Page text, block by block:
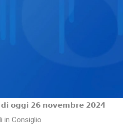
𝗱𝗶 𝗼𝗴𝗴𝗶 𝟮𝟲 𝗻𝗼𝘃𝗲𝗺𝗯𝗿𝗲 𝟮𝟬𝟮𝟰
in Consiglio